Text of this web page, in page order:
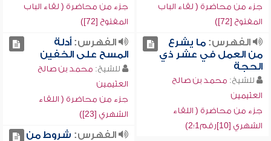
جزء من محاضرة ( لقاء الباب
المفتوح [72])
جزء من محاضرة ( لقاء الباب
المفتوح [72])
الفهرس:ما يشرع
من العمل في عشر ذي
الحجة
للشيخ: محمد بن صالح
العثيمين
جزء من محاضرة ( اللقاء
الشهري [10]رقم1؛2)
الفهرس:أدلة
المسح على الخفين
للشيخ: محمد بن صالح
العثيمين
جزء من محاضرة ( اللقاء
الشهري [23])
الفهرس: شروط من